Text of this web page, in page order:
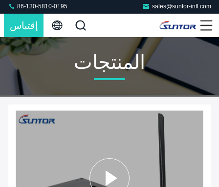
sales@suntor-intl.com
86-130-5810-0195
إقتباس
المنتجات